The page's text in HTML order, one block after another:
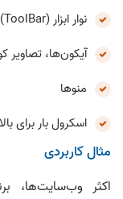
نوار ابزار (ToolBar) و نوارها، در واقع گروهی از دکمه‌ها
آیکون‌ها،
منوها
اسکرول بار برای
مثال کاربردی
اکثر وب‌سایت‌ها،